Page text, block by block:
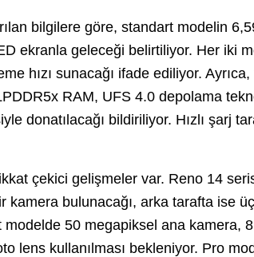
bilgilere göre, standart modelin
ekranla geleceği belirtiliyor. Her iki
hızı sunacağı ifade ediliyor.
RAM, UFS 4.0 depolama
donatılacağı bildiriliyor. Hızlı şarj
çekici gelişmeler var. Reno 14
kamera bulunacağı, arka tarafta ise
modelde 50 megapiksel ana kamera,
lens kullanılması bekleniyor. Pro